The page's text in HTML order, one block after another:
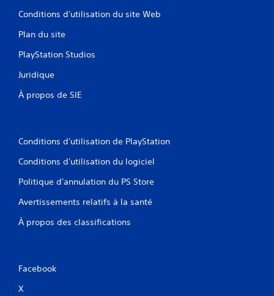
Conditions d'utilisation du site Web
Plan du site
PlayStation Studios
Juridique
À propos de SIE
Conditions d'utilisation de PlayStation
Conditions d'utilisation du logiciel
Politique d'annulation du PS Store
Avertissements relatifs à la santé
À propos des classifications
Facebook
X